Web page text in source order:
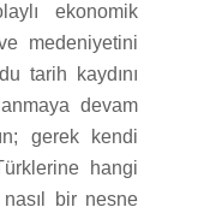
ekonomik
medeniyetini
tarih kaydını
devam
gerek kendi
hangi
nasıl bir nesne